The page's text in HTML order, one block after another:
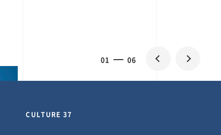
01 06